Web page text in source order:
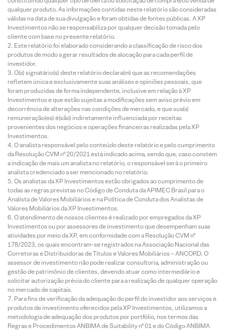
qualquer produto. As informações contidas neste relatório são consideradas
válidas na data de sua divulgação e foram obtidas de fontes públicas. A XP
Investimentos não se responsabiliza por qualquer decisão tomada pelo
cliente com base no presente relatório.
Este relatório foi elaborado considerando a classificação de risco dos
produtos de modo a gerar resultados de alocação para cada perfil de
investidor.
O(s) signatário(s) deste relatório declara(m) que as recomendações
refletem única e exclusivamente suas análises e opiniões pessoais, que
foram produzidas de forma independente, inclusive em relação à XP
Investimentos e que estão sujeitas a modificações sem aviso prévio em
decorrência de alterações nas condições de mercado, e que sua(s)
remuneração(es) é(são) indiretamente influenciada por receitas
provenientes dos negócios e operações financeiras realizadas pela XP
Investimentos.
O analista responsável pelo conteúdo deste relatório e pelo cumprimento
da Resolução CVM nº 20/2021 está indicado acima, sendo que, caso constem
a indicação de mais um analista no relatório, o responsável será o primeiro
analista credenciado a ser mencionado no relatório.
Os analistas da XP Investimentos estão obrigados ao cumprimento de
todas as regras previstas no Código de Conduta da APIMEC Brasil para o
Analista de Valores Mobiliários e na Política de Conduta dos Analistas de
Valores Mobiliários da XP Investimentos.
O atendimento de nossos clientes é realizado por empregados da XP
Investimentos ou por assessores de investimento que desempenham suas
atividades por meio da XP, em conformidade com a Resolução CVM nº
178/2023, os quais encontram-se registrados na Associação Nacional das
Corretoras e Distribuidoras de Títulos e Valores Mobiliários – ANCORD. O
assessor de investimento não pode realizar consultoria, administração ou
gestão de patrimônio de clientes, devendo atuar como intermediário e
solicitar autorização prévia do cliente para a realização de qualquer operação
no mercado de capitais.
Para fins de verificação da adequação do perfil do investidor aos serviços e
produtos de investimento oferecidos pela XP Investimentos, utilizamos a
metodologia de adequação dos produtos por portfólio, nos termos das
Regras e Procedimentos ANBIMA de Suitability nº 01 e do Código ANBIMA